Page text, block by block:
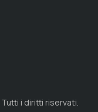
i diritti riservati.